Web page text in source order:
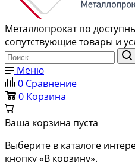
Металлопрокат по
сопутствующие товары и
Меню
0 Сравнение
0 Корзина
Ваша корзина пуста
Выберите в каталоге
кнопку «В корзину».